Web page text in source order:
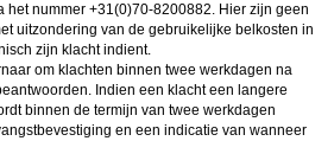
het nummer +31(0)70-8200882. Hier zijn geen
uitzondering van de gebruikelijke belkosten in
zijn klacht indient.
om klachten binnen twee werkdagen na
Indien een klacht een langere
binnen de termijn van twee werkdagen
en een indicatie van wanneer